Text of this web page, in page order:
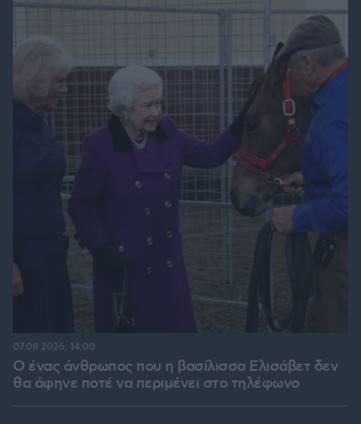
Ο ένας άνθρωπος που η βασίλισσα Ελισάβετ δεν
θα άφηνε ποτέ να περιμένει στο τηλέφωνο
07.08.2026, 14:00